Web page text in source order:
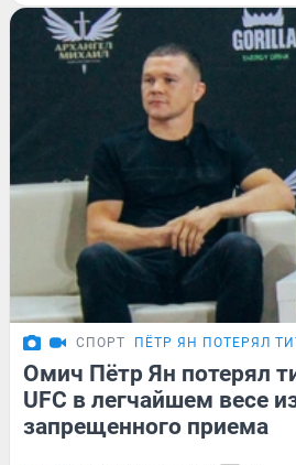
СПОРТ ПЁТР ЯН ПОТЕРЯЛ
Омич Пётр Ян потерял
UFC в легчайшем весе
запрещенного приема